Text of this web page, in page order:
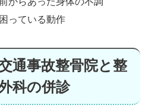
っている動作
通事故整骨院と整
科の併診